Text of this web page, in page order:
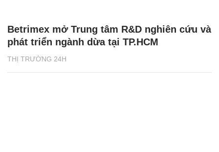
THỊ TRƯỜNG 24H
Betrimex mở Trung tâm R&D nghiên cứu và
phát triển ngành dừa tại TP.HCM